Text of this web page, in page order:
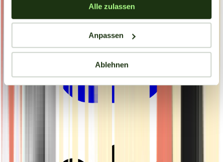
Alle zulassen
Anpassen
Ablehnen